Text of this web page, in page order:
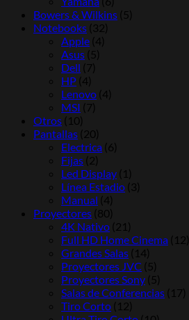
Bowers & Wilkins (5)
Notebooks (32)
Apple (4)
Asus (5)
Dell (7)
HP (4)
Lenovo (4)
MSI (7)
Otros (10)
Pantallas (20)
Electrica (6)
Fijas (2)
Led Display (1)
Línea Estadio (3)
Manual (4)
Proyectores (80)
4K Nativo (21)
Full HD Home Cinema (12)
Grandes Salas (14)
Proyectores JVC (5)
Proyectores Sony (5)
Salas de Conferencias (17)
Tiro Corto (12)